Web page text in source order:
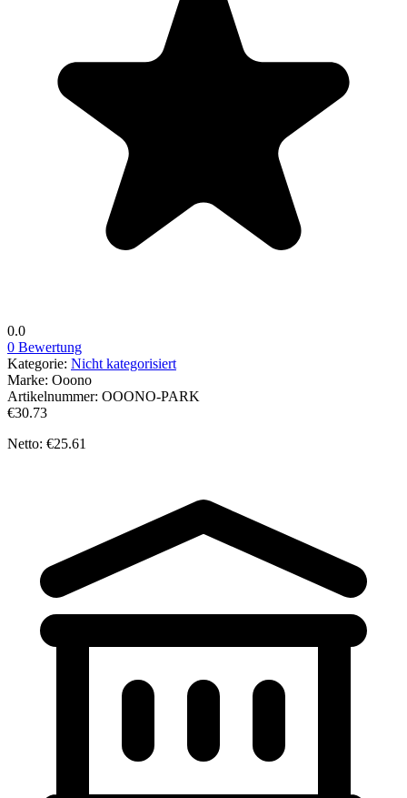
0.0
0 Bewertung
Kategorie: Nicht kategorisiert
Marke: Ooono
Artikelnummer: OOONO-PARK
€30.73
Netto: €25.61